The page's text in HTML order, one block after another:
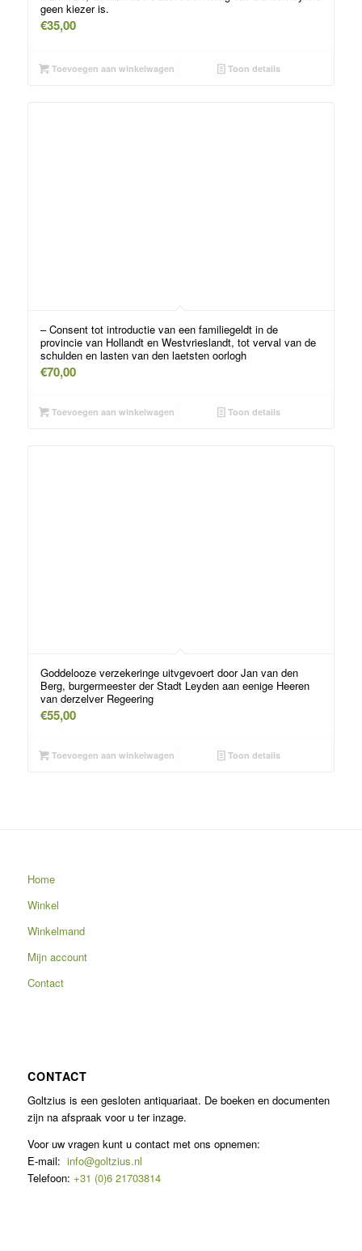
geen kiezer is.
€35,00
Toevoegen aan winkelwagen Toon details
– Consent tot introductie van een familiegeldt in de
provincie van Hollandt en Westvrieslandt, tot verval van de
schulden en lasten van den laetsten oorlogh
€70,00
Toevoegen aan winkelwagen Toon details
Goddelooze verzekeringe uitvgevoert door Jan van den
Berg, burgermeester der Stadt Leyden aan eenige Heeren
van derzelver Regeering
€55,00
Toevoegen aan winkelwagen Toon details
Home
Winkel
Winkelmand
Mijn account
Contact
CONTACT
Goltzius is een gesloten antiquariaat. De boeken en documenten
zijn na afspraak voor u ter inzage.
Voor uw vragen kunt u contact met ons opnemen:
E-mail: info@goltzius.nl
Telefoon: +31 (0)6 21703814